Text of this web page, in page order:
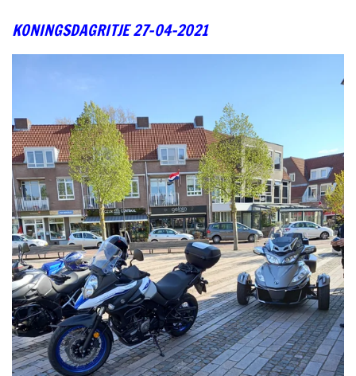
KONINGSDAGRITJE 27-04-2021